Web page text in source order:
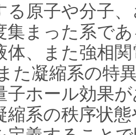
る原子や分子
集まった系で
体、また強相
た凝縮系の特
子ホール効果
縮系の秩序状